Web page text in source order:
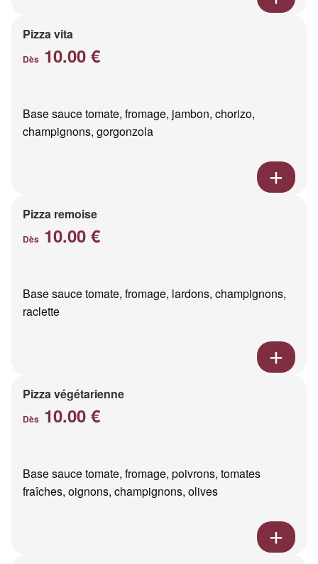
Pizza vita
Dès 10.00 €
Base sauce tomate, fromage, jambon, chorizo,
champignons, gorgonzola
Pizza remoise
Dès 10.00 €
Base sauce tomate, fromage, lardons, champignons,
raclette
Pizza végétarienne
Dès 10.00 €
Base sauce tomate, fromage, poivrons, tomates
fraîches, oignons, champignons, olives